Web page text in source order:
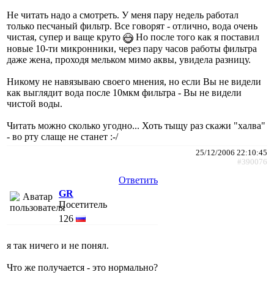
Не читать надо а смотреть. У меня пару недель работал
только песчаный фильтр. Все говорят - отлично, вода очень
чистая, супер и ваще круто
Но после того как я поставил
новые 10-ти микронники, через пару часов работы фильтра
даже жена, проходя мельком мимо аквы, увидела разницу.
Никому не навязываю своего мнения, но если Вы не видели
как выглядит вода после 10мкм фильтра - Вы не видели
чистой воды.
Читать можно сколько угодно... Хоть тыщу раз скажи "халва"
- во рту слаще не станет :-/
25/12/2006 22:10:45
#390076
Ответить
GR
Посетитель
126
я так ничего и не понял.
Что же получается - это нормально?